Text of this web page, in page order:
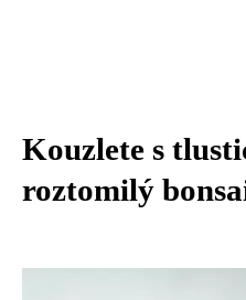
Kouzlete s
roztomilý